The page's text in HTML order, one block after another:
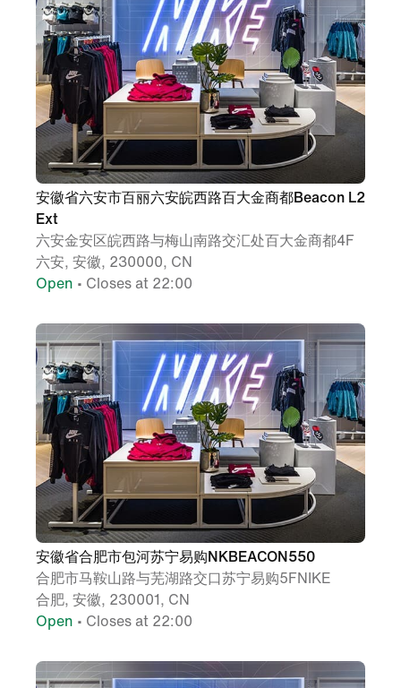
安徽省六安市百丽六安皖西路百大金商都Beacon L2
Ext
六安金安区皖西路与梅山南路交汇处百大金商都4F
六安, 安徽, 230000, CN
Open • Closes at 22:00
安徽省合肥市包河苏宁易购NKBEACON550
合肥市马鞍山路与芜湖路交口苏宁易购5FNIKE
合肥, 安徽, 230001, CN
Open • Closes at 22:00